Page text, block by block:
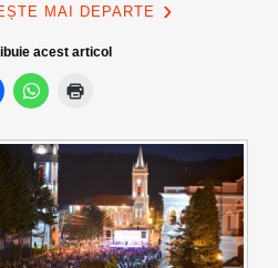
MAI DEPARTE
acest articol